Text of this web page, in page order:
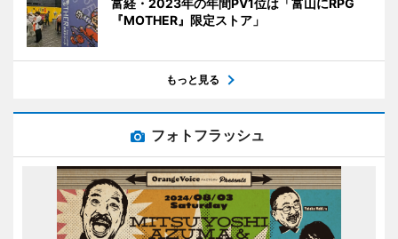
『MOTHER』限定ストア」
もっと見る
フォトフラッシュ